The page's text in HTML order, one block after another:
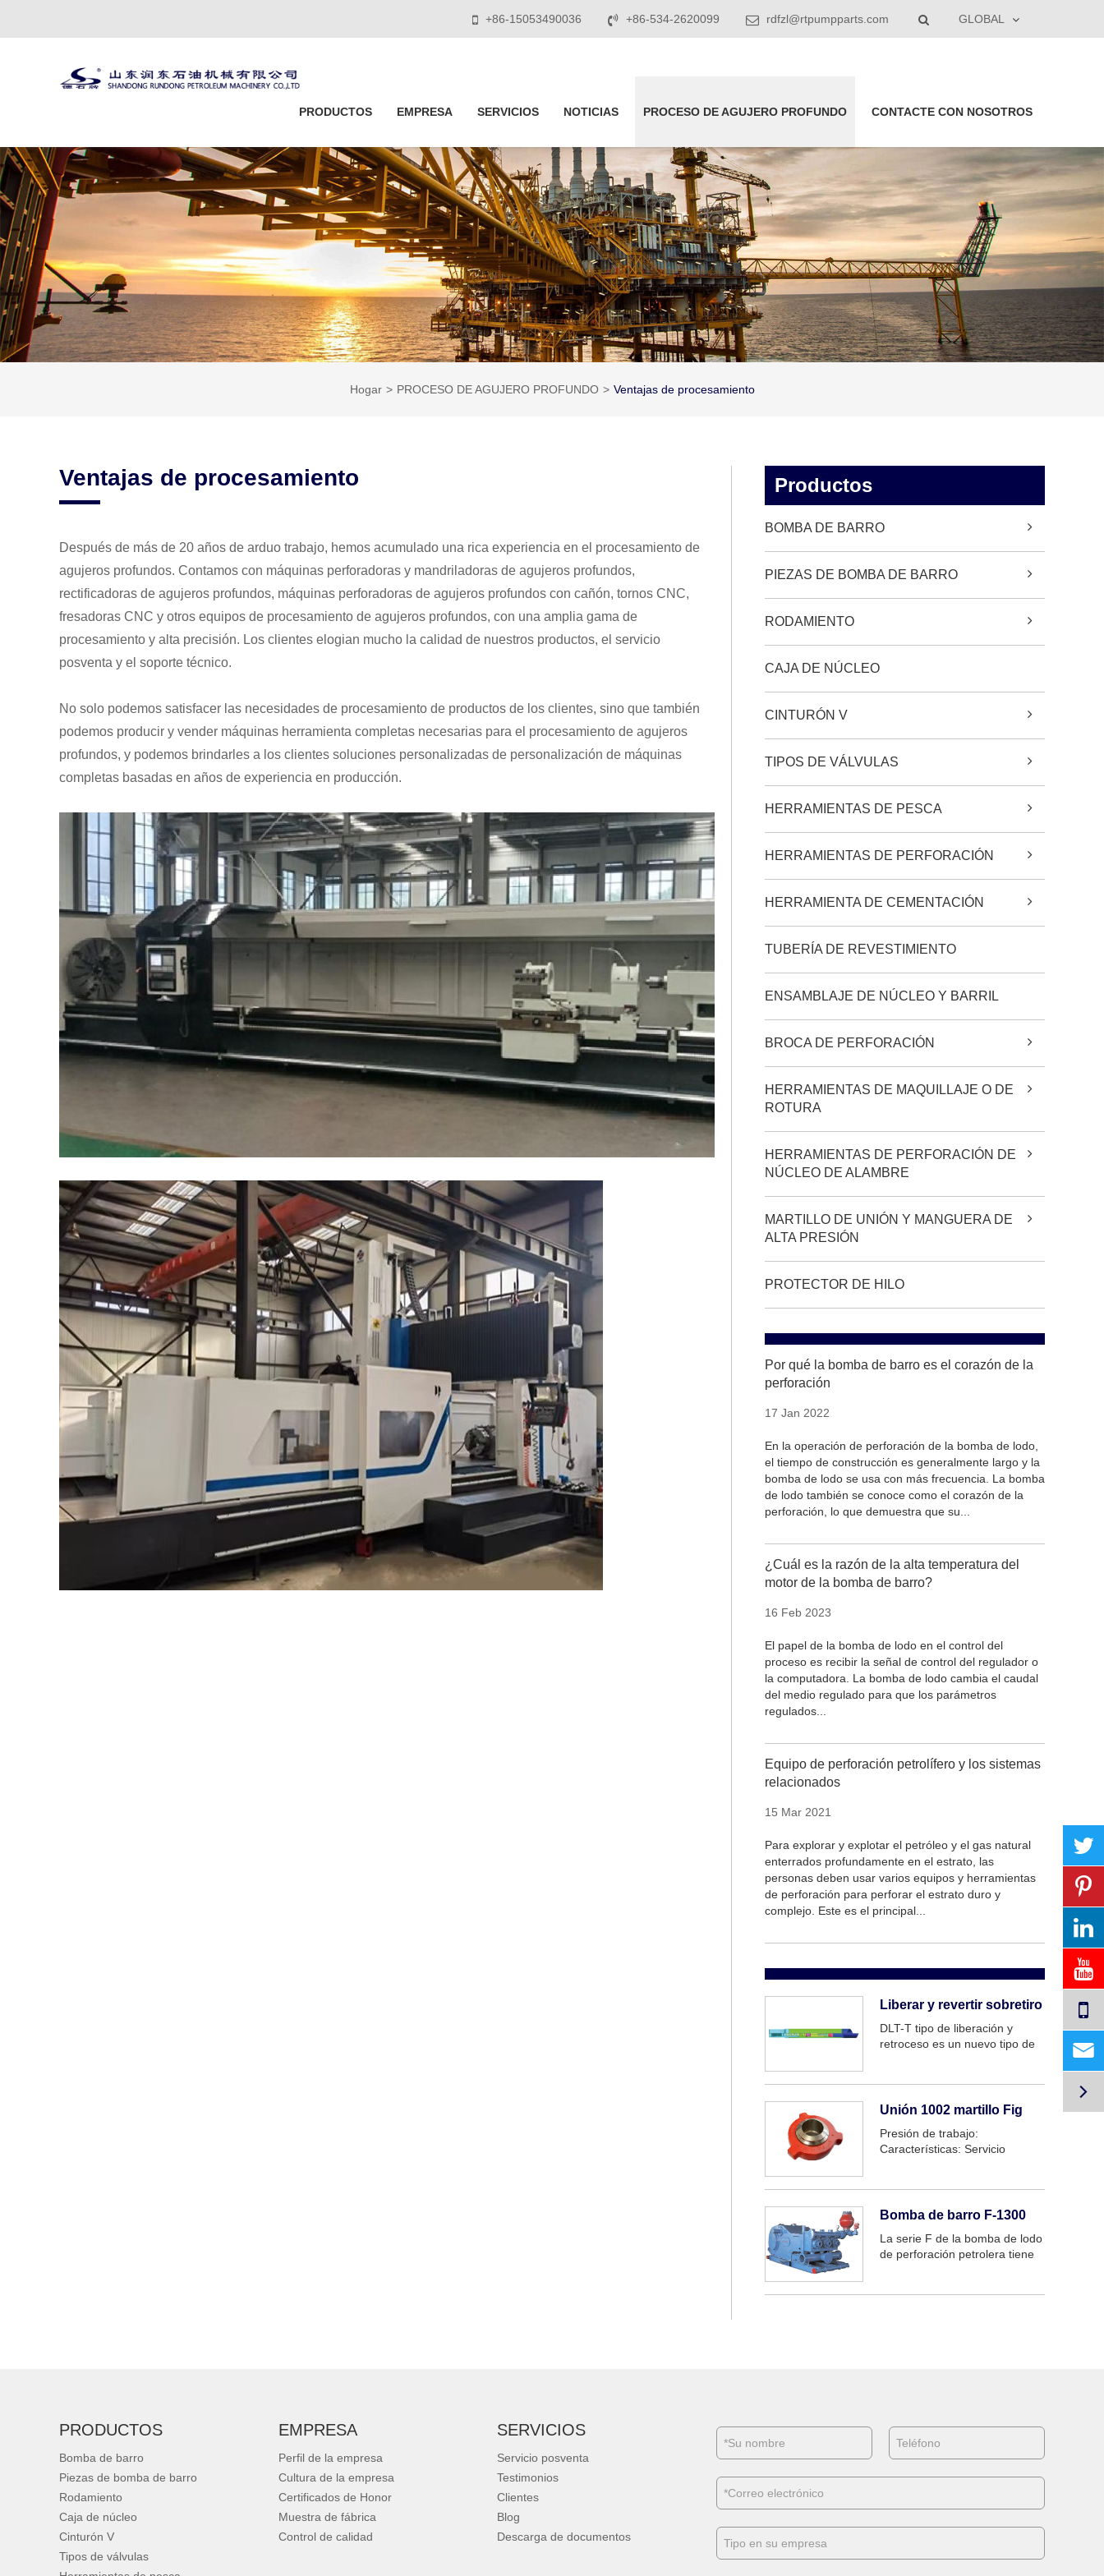
GLOBAL
+86-15053490036 +86-534-2620099 rdfzl@rtpumpparts.com
PRODUCTOS EMPRESA SERVICIOS NOTICIAS PROCESO DE AGUJERO PROFUNDO CONTACTE CON NOSOTROS
Hogar PROCESO DE AGUJERO PROFUNDO Ventajas de procesamiento
Ventajas de procesamiento
Después de más de 20 años de arduo trabajo, hemos acumulado una rica experiencia en el procesamiento de
agujeros profundos. Contamos con máquinas perforadoras y mandriladoras de agujeros profundos,
rectificadoras de agujeros profundos, máquinas perforadoras de agujeros profundos con cañón, tornos CNC,
fresadoras CNC y otros equipos de procesamiento de agujeros profundos, con una amplia gama de
procesamiento y alta precisión. Los clientes elogian mucho la calidad de nuestros productos, el servicio
posventa y el soporte técnico.
No solo podemos satisfacer las necesidades de procesamiento de productos de los clientes, sino que también
podemos producir y vender máquinas herramienta completas necesarias para el procesamiento de agujeros
profundos, y podemos brindarles a los clientes soluciones personalizadas de personalización de máquinas
completas basadas en años de experiencia en producción.
Productos
BOMBA DE BARRO
PIEZAS DE BOMBA DE BARRO
RODAMIENTO
CAJA DE NÚCLEO
CINTURÓN V
TIPOS DE VÁLVULAS
HERRAMIENTAS DE PESCA
HERRAMIENTAS DE PERFORACIÓN
HERRAMIENTA DE CEMENTACIÓN
TUBERÍA DE REVESTIMIENTO
ENSAMBLAJE DE NÚCLEO Y BARRIL
BROCA DE PERFORACIÓN
HERRAMIENTAS DE MAQUILLAJE O DE
ROTURA
HERRAMIENTAS DE PERFORACIÓN DE
NÚCLEO DE ALAMBRE
MARTILLO DE UNIÓN Y MANGUERA DE
ALTA PRESIÓN
PROTECTOR DE HILO
Por qué la bomba de barro es el corazón de la
perforación
17 Jan 2022
En la operación de perforación de la bomba de lodo,
el tiempo de construcción es generalmente largo y la
bomba de lodo se usa con más frecuencia. La bomba
de lodo también se conoce como el corazón de la
perforación, lo que demuestra que su...
¿Cuál es la razón de la alta temperatura del
motor de la bomba de barro?
16 Feb 2023
El papel de la bomba de lodo en el control del
proceso es recibir la señal de control del regulador o
la computadora. La bomba de lodo cambia el caudal
del medio regulado para que los parámetros
regulados...
Equipo de perforación petrolífero y los sistemas
relacionados
15 Mar 2021
Para explorar y explotar el petróleo y el gas natural
enterrados profundamente en el estrato, las
personas deben usar varios equipos y herramientas
de perforación para perforar el estrato duro y
complejo. Este es el principal...
Liberar y revertir sobretiro
DLT-T tipo de liberación y
retroceso es un nuevo tipo de
Grifo de caja. Sus
las siguientes: desenroscar y
recuperar T...
Unión 1002 martillo Fig
Presión de trabajo:
Características: Servicio
Bomba de barro F-1300
La serie F de la bomba de lodo
de perforación petrolera tiene
PRODUCTOS
Bomba de barro
Piezas de bomba de barro
Rodamiento
Caja de núcleo
Cinturón V
Tipos de válvulas
EMPRESA
Perfil de la empresa
Cultura de la empresa
Certificados de Honor
Muestra de fábrica
Control de calidad
SERVICIOS
Servicio posventa
Testimonios
Clientes
Blog
Descarga de documentos

